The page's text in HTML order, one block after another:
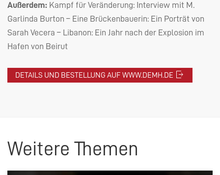
Außerdem: Kampf für Veränderung: Interview mit M.
Garlinda Burton – Eine Brückenbauerin: Ein Porträt von
Sarah Vecera – Libanon: Ein Jahr nach der Explosion im
Hafen von Beirut
DETAILS UND BESTELLUNG AUF WWW.DEMH.DE
Weitere Themen